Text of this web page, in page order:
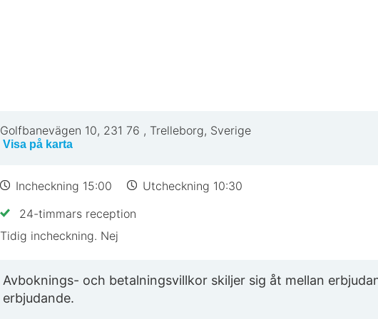
Golfbanevägen 10, 231 76 , Trelleborg, Sverige
Visa på karta
Incheckning 15:00
Utcheckning 10:30
24-timmars reception
Tidig incheckning. Nej
Avboknings- och betalningsvillkor skiljer sig åt mellan
erbjudande.